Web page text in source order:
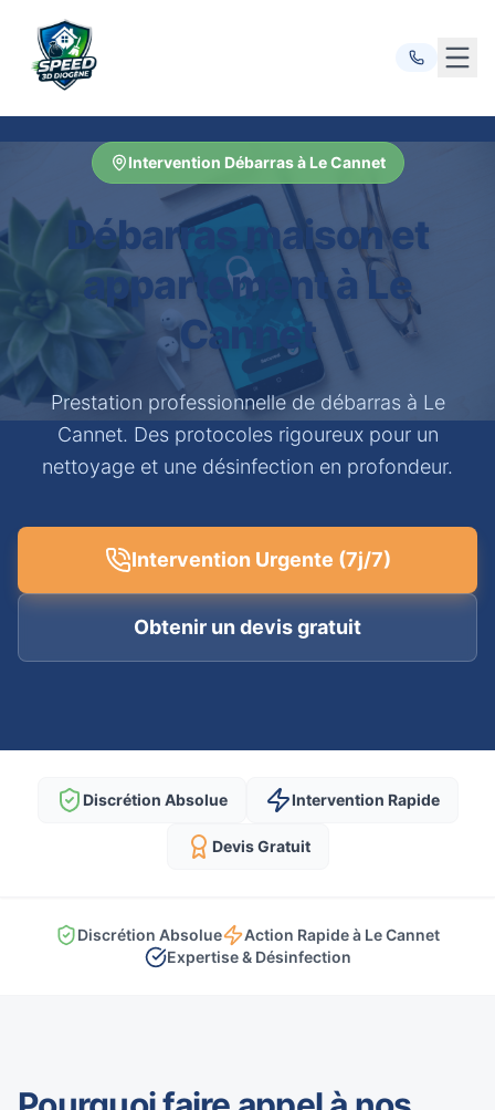
Intervention Débarras à Le Cannet
Débarras maison et
appartement à Le
Cannet
Prestation professionnelle de débarras à Le
Cannet. Des protocoles rigoureux pour un
nettoyage et une désinfection en profondeur.
Intervention Urgente (7j/7)
Obtenir un devis gratuit
Discrétion Absolue Intervention Rapide
Devis Gratuit
Discrétion Absolue
Action Rapide à Le Cannet
Expertise & Désinfection